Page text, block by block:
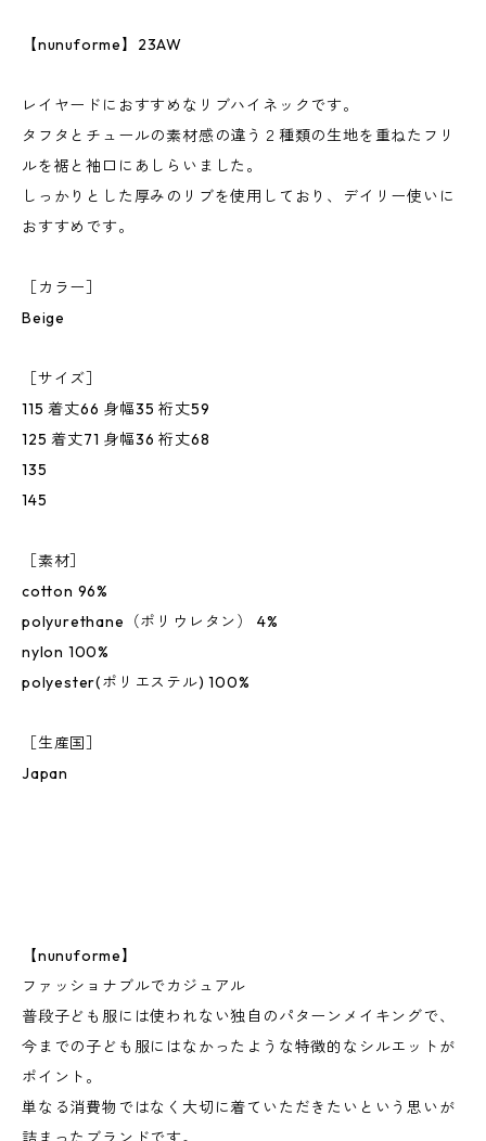
【nunuforme】23AW
レイヤードにおすすめなリブハイネックです。
タフタとチュールの素材感の違う２種類の生地を重ねたフリ
ルを裾と袖口にあしらいました。
しっかりとした厚みのリブを使用しており、デイリー使いに
おすすめです。
［カラー］
Beige
［サイズ］
115 着丈66 身幅35 裄丈59
125 着丈71 身幅36 裄丈68
135
145
［素材］
cotton 96%
polyurethane（ポリウレタン） 4%
nylon 100%
polyester(ポリエステル) 100%
［生産国］
Japan
【nunuforme】
ファッショナブルでカジュアル
普段子ども服には使われない独自のパターンメイキングで、
今までの子ども服にはなかったような特徴的なシルエットが
ポイント。
単なる消費物ではなく大切に着ていただきたいという思いが